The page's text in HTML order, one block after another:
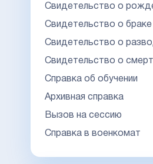
Свидетельство о
Свидетельство о браке
Свидетельство о
Свидетельство о
Справка об обучении
Архивная справка
Вызов на сессию
Справка в военкомат